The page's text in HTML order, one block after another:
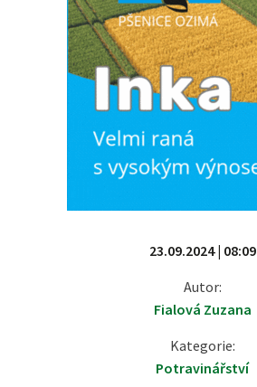
23.09.2024 | 08:09
Autor:
Fialová Zuzana
Kategorie:
Potravinářství